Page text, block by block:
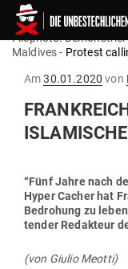
Filephoto:
Maldives - Protest
AmGepostet
30.01.2020 von
“Fünf Jahre nach
Hyper Cacher hat
Bedrohung zu
tender Redakteur
(von Giulio Meotti)